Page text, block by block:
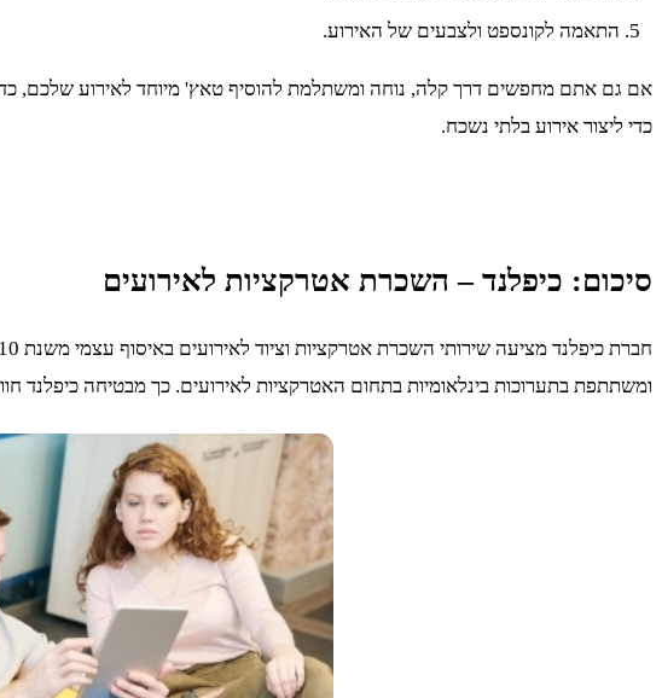
התאמה לקונספט ולצבעים של האירוע.
אם גם אתם מחפשים דרך קלה, נוחה ומשתלמת להוסיף טאץ' מיוחד לאירוע שלכם,
כדי ליצור אירוע בלתי נשכח.
סיכום: כיפלנד – השכרת אטרקציות לאירועים
ומשתתפת בתערוכות בינלאומיות בתחום האטרקציות לאירועים. כך מבטיחה כיפלנד